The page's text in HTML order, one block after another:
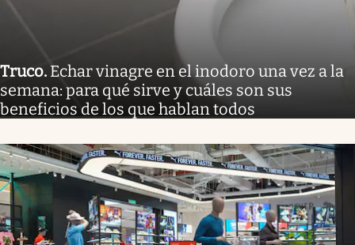
Truco. Echar vinagre en el inodoro una vez a la
semana: para qué sirve y cuáles son sus
beneficios de los que hablan todos